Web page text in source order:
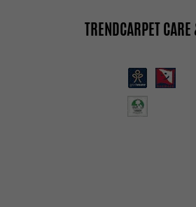
TRENDCARPET